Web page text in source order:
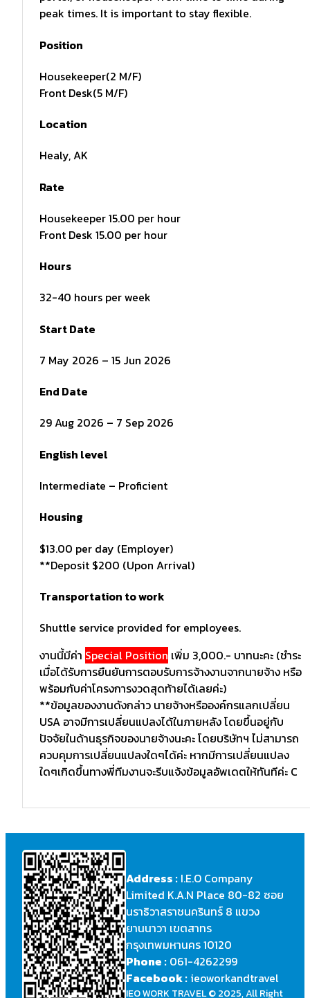
peak times. It is important to stay flexible.
Position
Housekeeper(2 M/F)
Front Desk(5 M/F)
Location
Healy, AK
Rate
Housekeeper 15.00 per hour
Front Desk 15.00 per hour
Hours
32-40 hours per week
Start Date
7 May 2026 – 15 Jun 2026
End Date
29 Aug 2026 – 7 Sep 2026
English level
Intermediate – Proficient
Housing
$13.00 per day (Employer)
**Deposit $200 (Upon Arrival)
Transportation to work
Shuttle service provided for employees.
งานนี้มีค่า Special Position เพิ่ม 3,000.- บาทนะคะ (ชำระ
เมื่อได้รับการยืนยันการตอบรับการจ้างงานจากนายจ้าง หรือ
พร้อมกับค่าโครงการงวดสุดท้ายได้เลยค่ะ)
**ข้อมูลของงานดังกล่าว นายจ้างหรือองค์กรแลกเปลี่ยน
USA อาจมีการเปลี่ยนแปลงได้ในภายหลัง โดยขึ้นอยู่กับ
ปัจจัยในด้านธุรกิจของนายจ้างนะคะ โดยบริษัทฯ ไม่สามารถ
ควบคุมการเปลี่ยนแปลงใดๆได้ค่ะ หากมีการเปลี่ยนแปลง
ใดๆเกิดขึ้นทางพี่ทีมงานจะรีบแจ้งข้อมูลอัพเดตให้ทันทีค่ะ C
Address : I.E.O Company
Limited K.A.N Place 80-82 ซอย
นราธิวาสราชนครินทร์ 8 แขวง
ยานนาวา เขตสาทร
กรุงเทพมหานคร 10120
Phone : 061-4262299
Facebook : ieoworkandtravel
IEO WORK TRAVEL © 2025, All Right